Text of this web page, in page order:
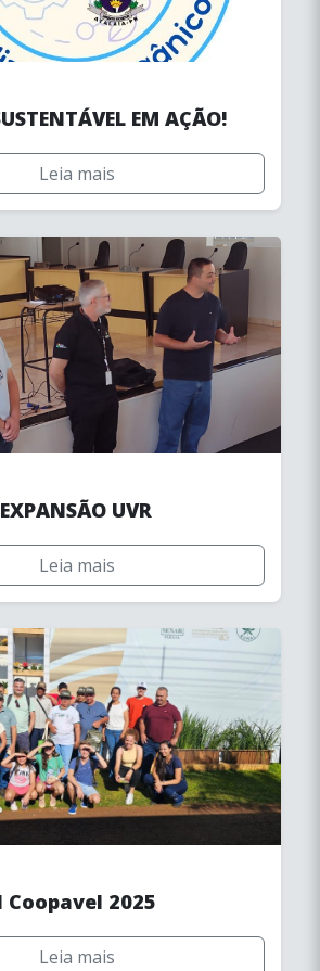
EM AÇÃO!
Leia mais
UVR
Leia mais
Coopavel 2025
Leia mais